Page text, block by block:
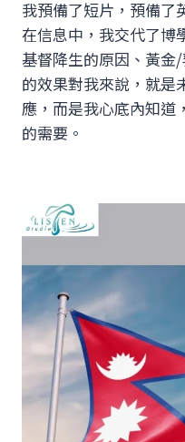
我預備了短片，預備了
在信息中，我交代了博
基督降生的原因、黃金
的效果對我來說，就是
應，而是我心底內知道
的需要。